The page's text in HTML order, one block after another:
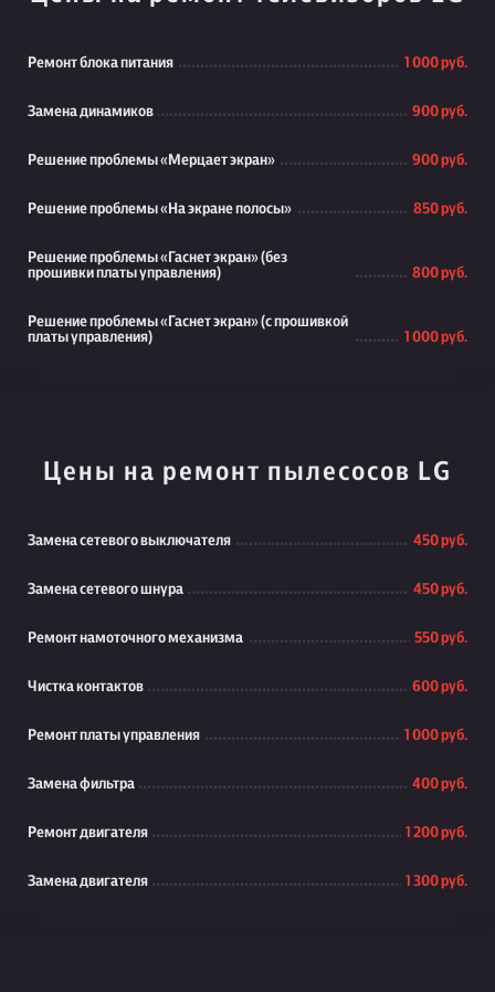
Ремонт блока питания 1 000 руб.
Замена динамиков 900 руб.
Решение проблемы «Мерцает экран» 900 руб.
Решение проблемы «На экране полосы» 850 руб.
Решение проблемы «Гаснет экран» (без
прошивки платы управления)
800 руб.
Решение проблемы «Гаснет экран» (с прошивкой
платы управления)
1 000 руб.
Цены на ремонт пылесосов LG
Замена сетевого выключателя 450 руб.
Замена сетевого шнура 450 руб.
Ремонт намоточного механизма 550 руб.
Чистка контактов 600 руб.
Ремонт платы управления 1 000 руб.
Замена фильтра 400 руб.
Ремонт двигателя 1 200 руб.
Замена двигателя 1 300 руб.